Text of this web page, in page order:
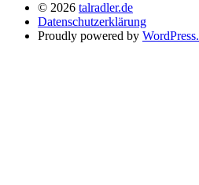
© 2026 talradler.de
Datenschutzerklärung
Proudly powered by WordPress.